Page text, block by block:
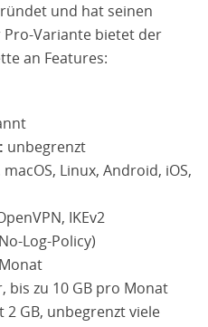
und hat seinen
Pro-Variante bietet der
an Features:
unbegrenzt
Linux, Android, iOS,
IKEv2
Log-Policy)
bis zu 10 GB pro Monat
GB, unbegrenzt viele